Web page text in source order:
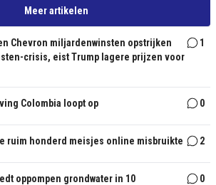
Meer artikelen
Chevron miljardenwinsten opstrijken
crisis, eist Trump lagere prijzen voor
1
Colombia loopt op 0
ruim honderd meisjes online misbruikte 2
oppompen grondwater in 10
0